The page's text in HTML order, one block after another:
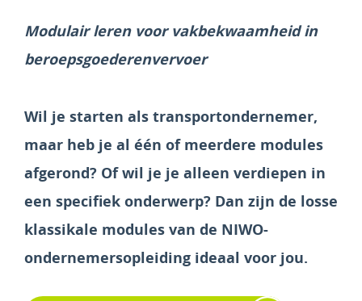
Modulair leren voor vakbekwaamheid in
beroepsgoederenvervoer
Wil je starten als transportondernemer,
maar heb je al één of meerdere modules
afgerond? Of wil je je alleen verdiepen in
een specifiek onderwerp? Dan zijn de losse
klassikale modules van de NIWO-
ondernemersopleiding ideaal voor jou.